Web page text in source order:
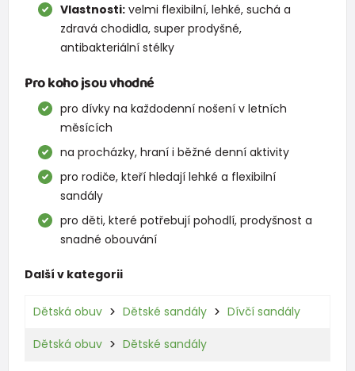
Vlastnosti: velmi flexibilní, lehké, suchá a
zdravá chodidla, super prodyšné,
antibakteriální stélky
Pro koho jsou vhodné
pro dívky na každodenní nošení v letních
měsících
na procházky, hraní i běžné denní aktivity
pro rodiče, kteří hledají lehké a flexibilní
sandály
pro děti, které potřebují pohodlí, prodyšnost a
snadné obouvání
Další v kategorii
Dětská obuv Dětské sandály Dívčí sandály
Dětská obuv Dětské sandály